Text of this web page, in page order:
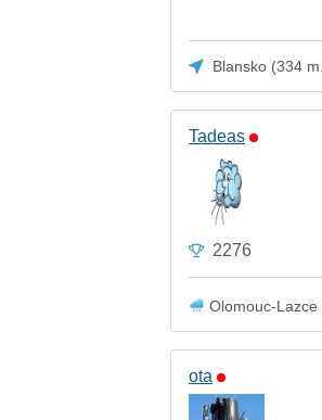
Blansko (334
Tadeas
2276
Olomouc-Lazce
ota